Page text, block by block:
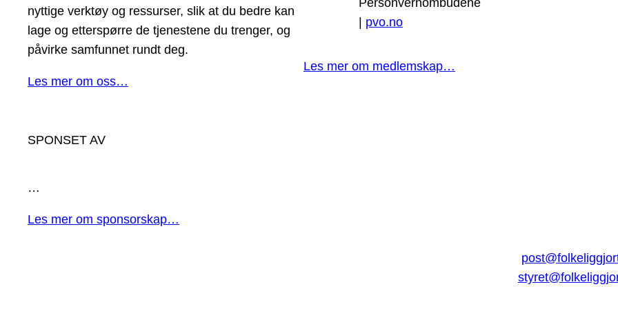
nyttige verktøy og ressurser, slik at du bedre kan
lage og etterspørre de tjenestene du trenger, og
påvirke samfunnet rundt deg.
Les mer om oss…
| pvo.no
Les mer om medlemskap…
SPONSET AV
…
Les mer om sponsorskap…